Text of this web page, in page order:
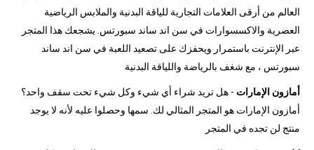
العالم من أرقى العلامات التجارية للياقة البدنية والملابس الرياضية
العصرية والاكسسوارات في سن اند ساند سبورتس. يشجعك هذا المتجر
عبر الإنترنت باستمرار ويحفزك على تصعيد اللعبة في سن اند ساند
سبورتس ، مع شغف بالرياضة واللياقة البدنية
أمازون الإمارات - هل تريد شراء أي شيء وكل شيء تحت سقف واحد؟
أمازون الإمارات هو المتجر المثالي لك. سمها وحصلوا عليه لأنه لا يوجد
منتج لن تجده في المتجر